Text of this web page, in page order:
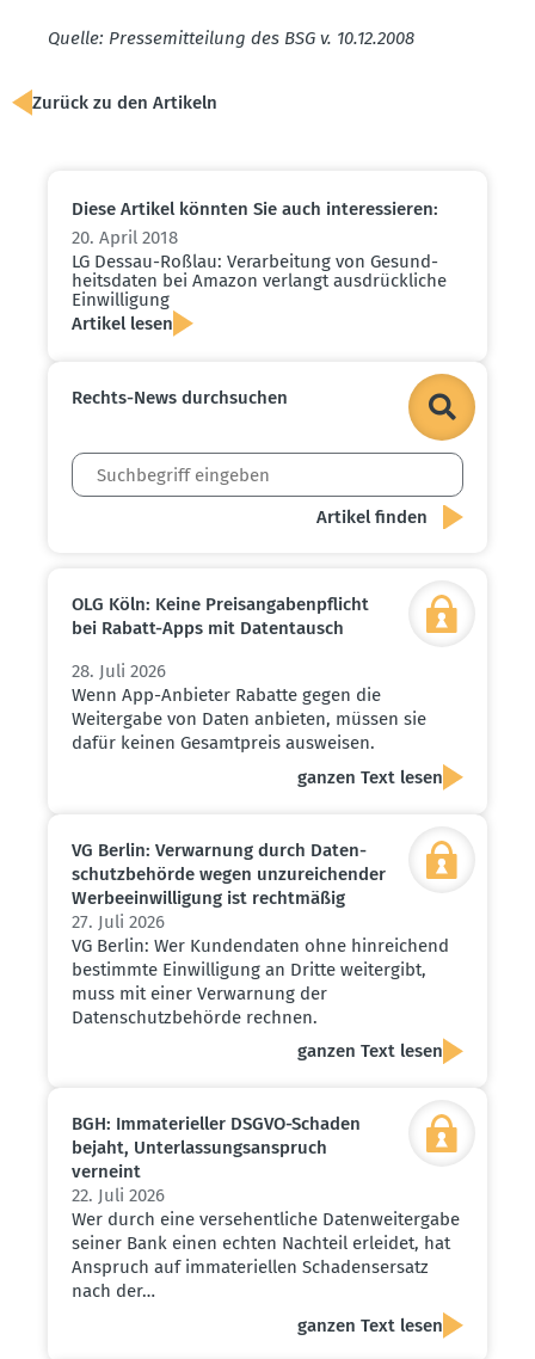
Quelle: Presse­mit­teilung des BSG v. 10.12.2008
Zurück zu den Artikeln
Diese Artikel könnten Sie auch inter­es­sieren:
20. April 2018
LG Dessau-Roßlau: Verar­beitung von Gesund­
heits­daten bei Amazon verlangt ausdrück­liche
Einwil­ligung
Artikel lesen
Rechts-News durch­suchen
OLG Köln: Keine Preis­an­ga­ben­pflicht
bei Rabatt-Apps mit Daten­tausch
28. Juli 2026
Wenn App-Anbieter Rabatte gegen die
Weitergabe von Daten anbieten, müssen sie
dafür keinen Gesamtpreis ausweisen.
ganzen Text lesen
VG Berlin: Verwarnung durch Daten­
schutz­be­hörde wegen unzurei­chender
Werbe­ein­wil­ligung ist recht­mäßig
27. Juli 2026
VG Berlin: Wer Kundendaten ohne hinreichend
bestimmte Einwilligung an Dritte weitergibt,
muss mit einer Verwarnung der
Datenschutzbehörde rechnen.
ganzen Text lesen
BGH: Immate­ri­eller DSGVO-Schaden
bejaht, Unter­las­sungs­an­spruch
verneint
22. Juli 2026
Wer durch eine versehentliche Datenweitergabe
seiner Bank einen echten Nachteil erleidet, hat
Anspruch auf immateriellen Schadensersatz
nach der…
ganzen Text lesen